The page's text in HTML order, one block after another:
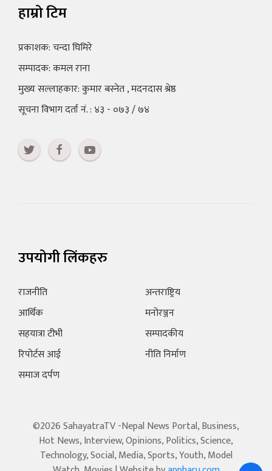
हाम्रो टिम
प्रकाशक: चन्दा घिमिरे
सम्पादक: कमल राना
मुख्य सल्लाहकार: कुमार बस्नेत , मदनदास श्रेष्ठ
सूचना विभाग दर्ता नं. : ४३ - ०७३ / ७४
उपयोगी लिंकहरु
राजनीति
आर्थिक
सहयात्रा टीभी
रिपोर्टस आई
समाज दर्पण
अन्तराष्ट्रिय
मनोरञ्जन
सम्पादकीय
नीति निर्माण
©2026 SahayatraTV -Nepal News Portal, Business,
Hot News, Interview, Opinions, Politics, Science,
Technology, Social, Media, Sports, Youth, Model